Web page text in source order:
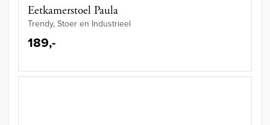
Eetkamerstoel Paula
Trendy, Stoer en Industrieel
189,-